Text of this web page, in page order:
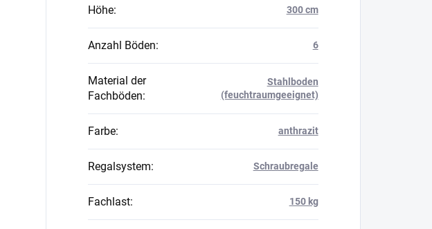
Höhe: 300 cm
Anzahl Böden: 6
Material der
Fachböden:
Stahlboden
(feuchtraumgeeignet)
Farbe: anthrazit
Regalsystem: Schraubregale
Fachlast: 150 kg